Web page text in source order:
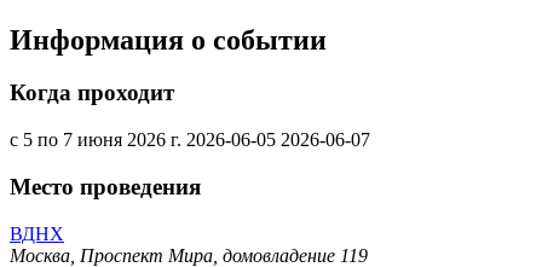
Информация о событии
Когда проходит
с 5 по 7 июня 2026 г. 2026-06-05 2026-06-07
Место проведения
ВДНХ
Москва, Проспект Мира, домовладение 119